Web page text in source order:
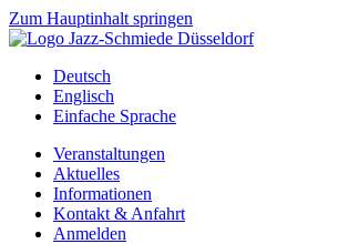
Zum Hauptinhalt springen
Deutsch
Englisch
Einfache Sprache
Veranstaltungen
Aktuelles
Informationen
Kontakt & Anfahrt
Anmelden